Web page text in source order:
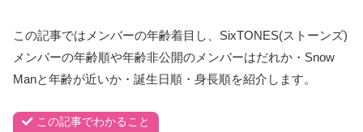
この記事ではメンバーの年齢着目し、SixTONES(ストーンズ)
メンバーの年齢順や年齢非公開のメンバーはだれか・Snow
Manと年齢が近いか・誕生日順・身長順を紹介します。
この記事でわかること